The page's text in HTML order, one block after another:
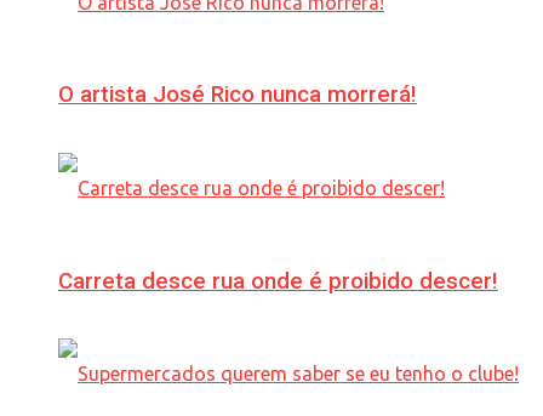
O artista José Rico nunca morrerá!
Carreta desce rua onde é proibido descer!